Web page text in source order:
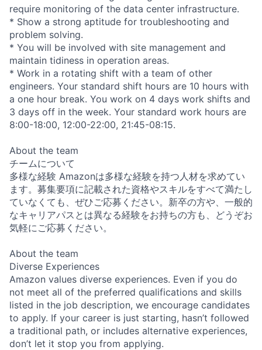
require monitoring of the data center infrastructure.
* Show a strong aptitude for troubleshooting and
problem solving.
* You will be involved with site management and
maintain tidiness in operation areas.
* Work in a rotating shift with a team of other
engineers. Your standard shift hours are 10 hours with
a one hour break. You work on 4 days work shifts and
3 days off in the week. Your standard work hours are
8:00-18:00, 12:00-22:00, 21:45-08:15.
About the team
チームについて
多様な経験 Amazonは多様な経験を持つ人材を求めてい
ます。募集要項に記載された資格やスキルをすべて満たし
ていなくても、ぜひご応募ください。新卒の方や、一般的
なキャリアパスとは異なる経験をお持ちの方も、どうぞお
気軽にご応募ください。
About the team
Diverse Experiences
Amazon values diverse experiences. Even if you do
not meet all of the preferred qualifications and skills
listed in the job description, we encourage candidates
to apply. If your career is just starting, hasn’t followed
a traditional path, or includes alternative experiences,
don’t let it stop you from applying.